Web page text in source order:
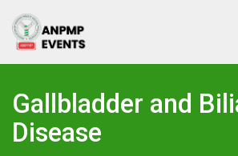
Gallbladder and
Disease